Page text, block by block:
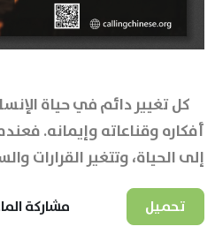
كل تغيير دائم في حياة
أفكاره وقناعاته وإيمانه.
إلى الحياة، وتتغير القرارات
تحميل مشاركة